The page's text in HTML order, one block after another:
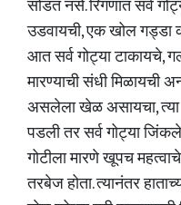
सोडत नसे. रिंगणात सर्व
उडवायची, एक खोल गड्डा
आत सर्व गोट्या टाकायचे,
मारण्याची संधी
असलेला खेळ असायचा, त्या
पडली तर सर्व गोट्या
गोटीला मारणे खूपच
तरबेज होता. त्यानंतर